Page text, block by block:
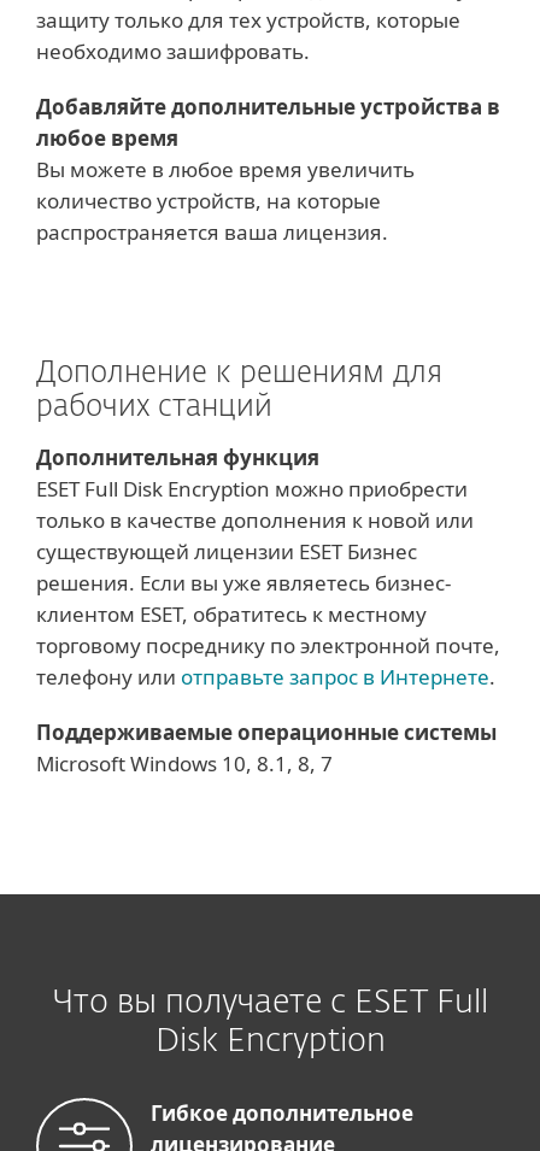
защиту только для тех устройств, которые
необходимо зашифровать.
Добавляйте дополнительные устройства в
любое время
Вы можете в любое время увеличить
количество устройств, на которые
распространяется ваша лицензия.
Дополнение к решениям для
рабочих станций
Дополнительная функция
ESET Full Disk Encryption можно приобрести
только в качестве дополнения к новой или
существующей лицензии ESET Бизнес
решения. Если вы уже являетесь бизнес-
клиентом ESET, обратитесь к местному
торговому посреднику по электронной почте,
телефону или отправьте запрос в Интернете.
Поддерживаемые операционные системы
Microsoft Windows 10, 8.1, 8, 7
Что вы получаете с ESET Full
Disk Encryption
Гибкое дополнительное
лицензирование